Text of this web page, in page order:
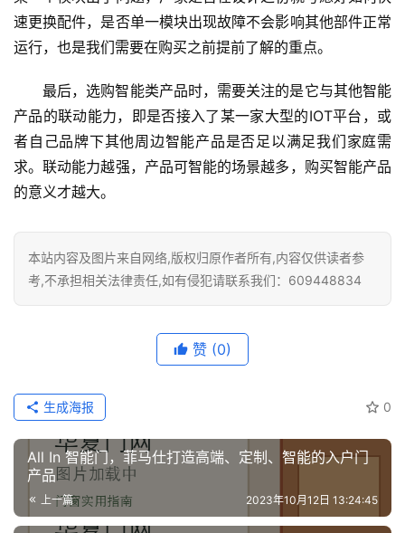
速更换配件，是否单一模块出现故障不会影响其他部件正常
运行，也是我们需要在购买之前提前了解的重点。
最后，选购智能类产品时，需要关注的是它与其他智能
产品的联动能力，即是否接入了某一家大型的IOT平台，或
者自己品牌下其他周边智能产品是否足以满足我们家庭需
求。联动能力越强，产品可智能的场景越多，购买智能产品
的意义才越大。
本站内容及图片来自网络,版权归原作者所有,内容仅供读者参
考,不承担相关法律责任,如有侵犯请联系我们：609448834
赞 (0)
0
生成海报
All In 智能门，菲马仕打造高端、定制、智能的入户门
产品
上一篇 2023年10月12日 13:24:45